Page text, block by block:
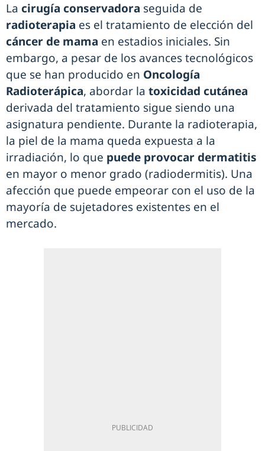
La cirugía conservadora seguida de
radioterapia es el tratamiento de elección del
cáncer de mama en estadios iniciales. Sin
embargo, a pesar de los avances tecnológicos
que se han producido en Oncología
Radioterápica, abordar la toxicidad cutánea
derivada del tratamiento sigue siendo una
asignatura pendiente. Durante la radioterapia,
la piel de la mama queda expuesta a la
irradiación, lo que puede provocar dermatitis
en mayor o menor grado (radiodermitis). Una
afección que puede empeorar con el uso de la
mayoría de sujetadores existentes en el
mercado.